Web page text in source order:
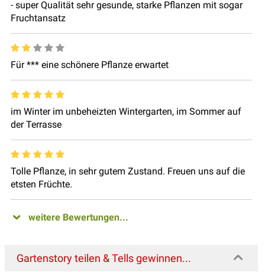
- super Qualität sehr gesunde, starke Pflanzen mit sogar
Fruchtansatz
Für *** eine schönere Pflanze erwartet
im Winter im unbeheizten Wintergarten, im Sommer auf
der Terrasse
Tolle Pflanze, in sehr gutem Zustand. Freuen uns auf die
etsten Früchte.
weitere Bewertungen...
Gartenstory teilen & Tells gewinnen...